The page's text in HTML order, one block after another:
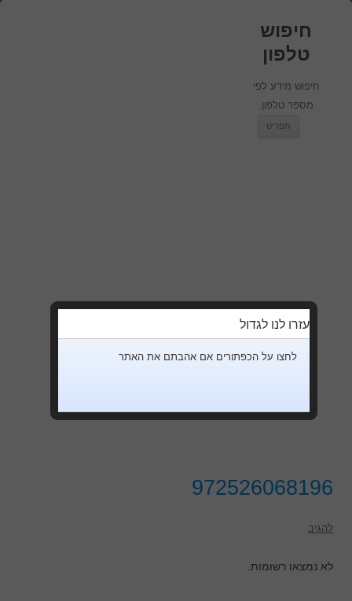
חיפוש
טלפון
חיפוש מידע לפי
מספר טלפון.
תפריט
972526068196
להגיב
לא נמצאו רשומות.
עזרו לנו לגדול
לחצו על הכפתורים אם אהבתם את האתר